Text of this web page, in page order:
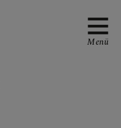
Menü